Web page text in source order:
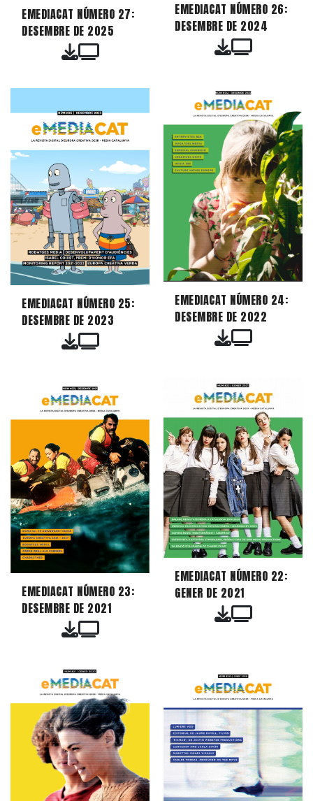
EMEDIACAT NÚMERO 27:
DESEMBRE DE 2025
EMEDIACAT NÚMERO 26:
DESEMBRE DE 2024
EMEDIACAT NÚMERO 25:
DESEMBRE DE 2023
EMEDIACAT NÚMERO 24:
DESEMBRE DE 2022
EMEDIACAT NÚMERO 23:
DESEMBRE DE 2021
EMEDIACAT NÚMERO 22:
GENER DE 2021